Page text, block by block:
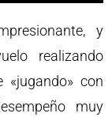
y
realizando
«jugando» con
muy